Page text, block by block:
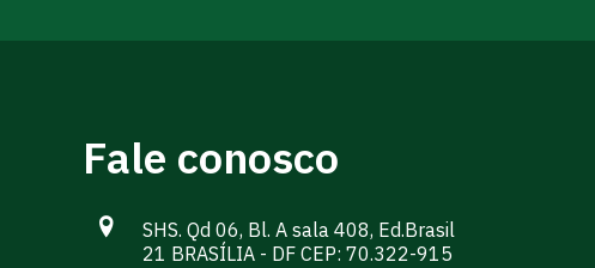
Fale conosco
SHS. Qd 06, Bl. A sala 408, Ed.Brasil
21 BRASÍLIA - DF CEP: 70.322-915